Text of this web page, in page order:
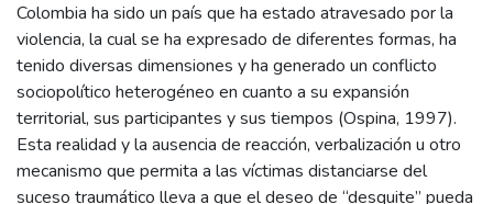
Colombia ha sido un país que ha estado atravesado por la
violencia, la cual se ha expresado de diferentes formas, ha
tenido diversas dimensiones y ha generado un conflicto
sociopolítico heterogéneo en cuanto a su expansión
territorial, sus participantes y sus tiempos (Ospina, 1997).
Esta realidad y la ausencia de reacción, verbalización u otro
mecanismo que permita a las víctimas distanciarse del
suceso traumático lleva a que el deseo de “desquite” pueda